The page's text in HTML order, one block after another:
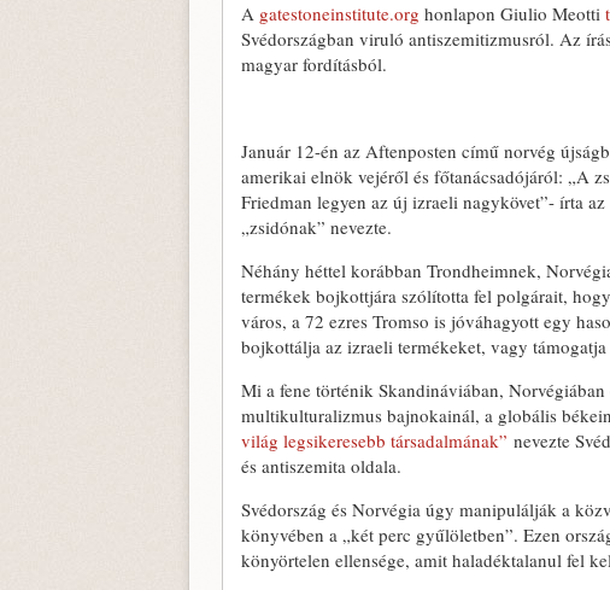
A gatestoneinstitute.org honlapon Giulio Meotti
Svédországban viruló antiszemitizmusról. Az
magyar fordításból.
Január 12-én az Aftenposten című norvég
amerikai elnök vejéről és főtanácsadójáról: „A
Friedman legyen az új izraeli nagykövet”- írta
„zsidónak” nevezte.
Néhány héttel korábban Trondheimnek,
termékek bojkottjára szólította fel polgárait,
város, a 72 ezres Tromso is jóváhagyott egy
bojkottálja az izraeli termékeket, vagy támogatja
Mi a fene történik Skandináviában,
multikulturalizmus bajnokainál, a globális
világ legsikeresebb társadalmának” nevezte
és antiszemita oldala.
Svédország és Norvégia úgy manipulálják a
könyvében a „két perc gyűlöletben”. Ezen
könyörtelen ellensége, amit haladéktalanul fel